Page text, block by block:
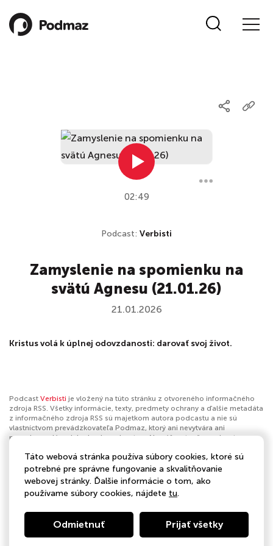
02:49
Podcast: Verbisti
Zamyslenie na spomienku na
svätú Agnesu (21.01.26)
21.01.2026
Kristus volá k úplnej odovzdanosti: darovať svoj život.
Podcast Verbisti je vložený na túto stránku z otvoreného informačného
zdroja RSS. Všetky informácie, texty, predmety ochrany a ďalšie metadáta
z informačného zdroja RSS sú majetkom autora podcastu a nie sú
vlastníctvom prevádzkovateľa Podmaz, ktorý ani nevytvára ani
nezodpovedá za ich obsah podcastov. Ak máš za to, že podcast
obsah. Ak je toto tvoj podcast a chceš získať kontrolu nad týmto profilom
klikni sem.
Autor:Verbisti
Kategórie: Náboženstvo a spiritualita
Táto webová stránka používa súbory cookies, ktoré sú
potrebné pre správne fungovanie a skvalitňovanie
webovej stránky. Ďalšie informácie o tom, ako
používame súbory cookies, nájdete tu.
Odmietnuť Prijať všetky